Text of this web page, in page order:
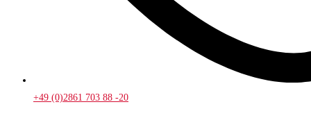
+49 (0)2861 703 88 -20